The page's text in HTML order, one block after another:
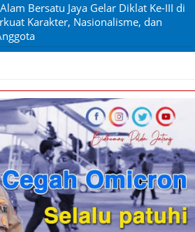
Bersatu Jaya Gelar Diklat Ke-III di
Karakter, Nasionalisme, dan